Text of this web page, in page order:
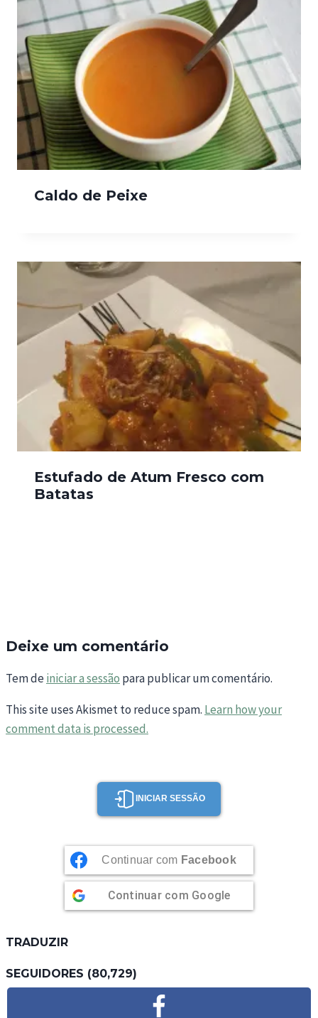
Caldo de Peixe
Estufado de Atum Fresco com
Batatas
Deixe um comentário
Tem deiniciar a sessão para publicar um comentário.
This site uses Akismet to reduce spam. Learn how your
comment data is processed.
INICIAR SESSÃO
Continuar com Facebook
Continuar com Google
TRADUZIR
SEGUIDORES (80,729)